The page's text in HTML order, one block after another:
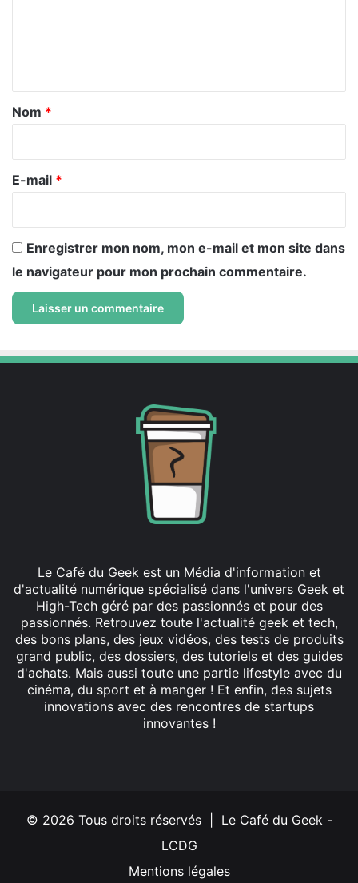
a
e
Nom *
E-mail *
Enregistrer mon nom, mon e-mail et mon site dans
le navigateur pour mon prochain commentaire.
Le Café du Geek est un Média d'information et
d'actualité numérique spécialisé dans l'univers Geek et
High-Tech géré par des passionnés et pour des
passionnés. Retrouvez toute l'actualité geek et tech,
des bons plans, des jeux vidéos, des tests de produits
grand public, des dossiers, des tutoriels et des guides
d'achats. Mais aussi toute une partie lifestyle avec du
cinéma, du sport et à manger ! Et enfin, des sujets
innovations avec des rencontres de startups
innovantes !
© 2026 Tous droits réservés | Le Café du Geek -
LCDG
Mentions légales